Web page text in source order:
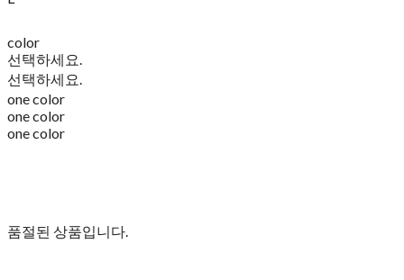
color
선택하세요.
선택하세요.
one color
one color
one color
품절된 상품입니다.